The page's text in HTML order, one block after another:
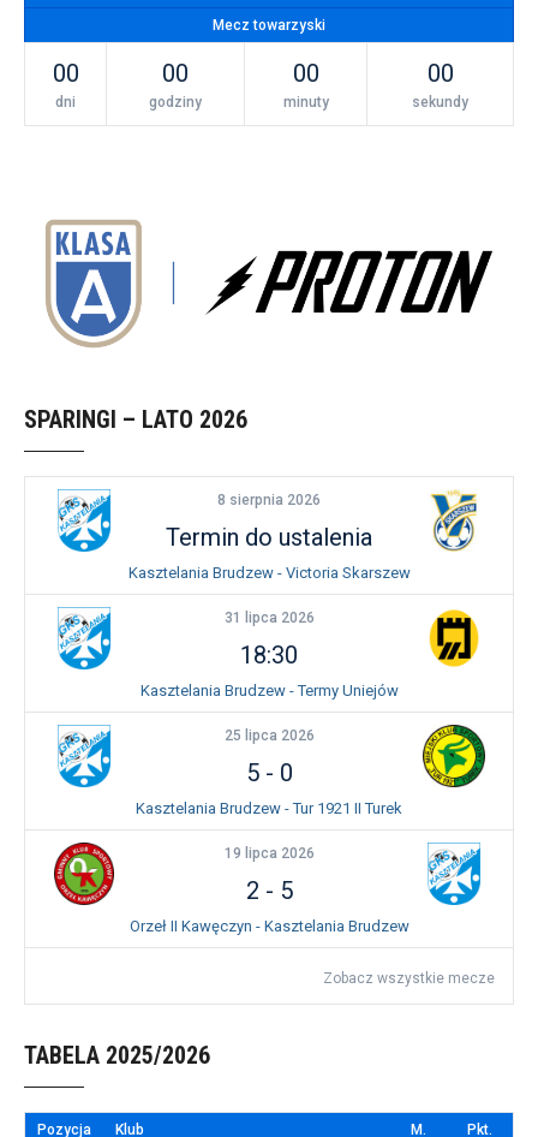
Mecz towarzyski
00
dni
00
godziny
00
minuty
00
sekundy
SPARINGI – LATO 2026
8 sierpnia 2026
Termin do ustalenia
Kasztelania Brudzew - Victoria Skarszew
31 lipca 2026
18:30
Kasztelania Brudzew - Termy Uniejów
25 lipca 2026
5- 0
Kasztelania Brudzew - Tur 1921 II Turek
19 lipca 2026
2 - 5
Orzeł II Kawęczyn - Kasztelania Brudzew
Zobacz wszystkie mecze
TABELA 2025/2026
Pozycja Klub M. Pkt.